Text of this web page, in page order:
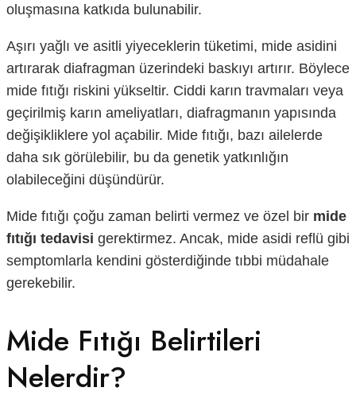
oluşmasına katkıda bulunabilir.
Aşırı yağlı ve asitli yiyeceklerin tüketimi, mide asidini
artırarak diafragman üzerindeki baskıyı artırır. Böylece
mide fıtığı riskini yükseltir. Ciddi karın travmaları veya
geçirilmiş karın ameliyatları, diafragmanın yapısında
değişikliklere yol açabilir. Mide fıtığı, bazı ailelerde
daha sık görülebilir, bu da genetik yatkınlığın
olabileceğini düşündürür.
Mide fıtığı çoğu zaman belirti vermez ve özel bir mide
fıtığı tedavisi gerektirmez. Ancak, mide asidi reflü gibi
semptomlarla kendini gösterdiğinde tıbbi müdahale
gerekebilir.
Mide Fıtığı Belirtileri
Nelerdir?